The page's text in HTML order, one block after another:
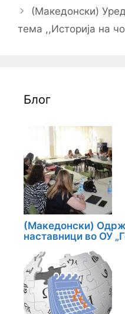
(Македонски)
тема ,,Историја на
Блог
(Македонски)
наставници во ОУ